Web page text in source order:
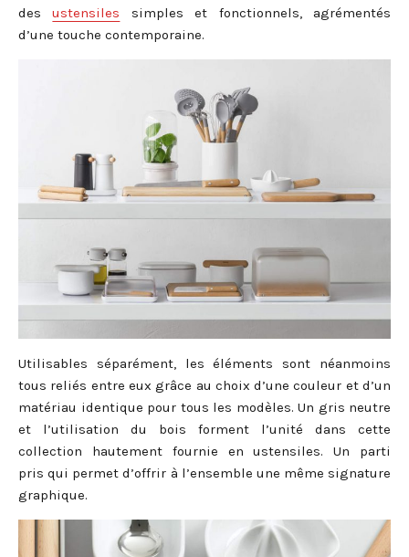
desustensiles simples et fonctionnels, agrémentés
d’une touche contemporaine.
Utilisables séparément, les éléments sont néanmoins
tous reliés entre eux grâce au choix d’une couleur et d’un
matériau identique pour tous les modèles. Un gris neutre
et l’utilisation du bois forment l’unité dans cette
collection hautement fournie en ustensiles. Un parti
pris qui permet d’offrir à l’ensemble une même signature
graphique.